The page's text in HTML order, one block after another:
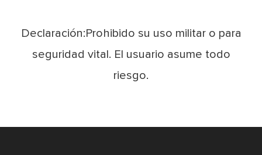
Declaración:Prohibido su uso militar o para
seguridad vital. El usuario asume todo
riesgo.